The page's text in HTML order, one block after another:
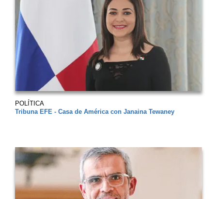
POLÍTICA
Tribuna EFE - Casa de América con Janaina Tewaney